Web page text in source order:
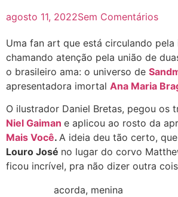
agosto 11, 2022Sem Comentários
Uma fan art que está circulando pela
chamando atenção pela união de
o brasileiro ama: o universo de
apresentadora imortal Ana Maria
O ilustrador Daniel Bretas, pegou os
Niel Gaiman e aplicou ao rosto da
Mais Você. A ideia deu tão certo,
Louro José no lugar do corvo
ficou incrível, pra não dizer outra
acorda, menina